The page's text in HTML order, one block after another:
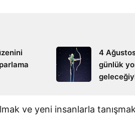
4
günlük
ve yeni insanlarla